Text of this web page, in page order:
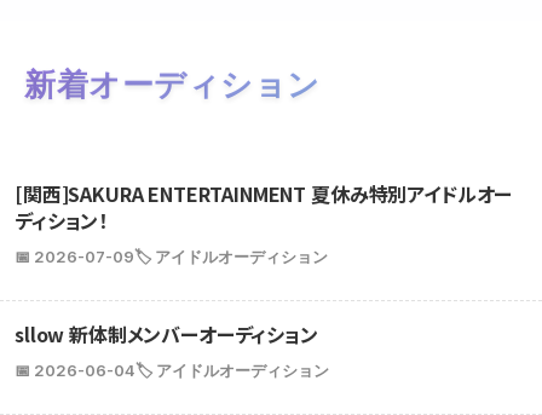
新着オーディション
[関西]SAKURA ENTERTAINMENT 夏休み特別アイドルオー
ディション！
📅 2026-07-09🏷️ アイドルオーディション
sllow 新体制メンバーオーディション
📅 2026-06-04🏷️ アイドルオーディション